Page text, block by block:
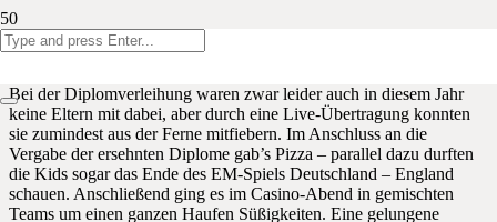
Neun Jahre in der Gemeindeschule Eynatten haben gestern für
unsere tolle sechste Klasse ein schönes Ende gefunden.
Bei der Diplomverleihung waren zwar leider auch in diesem Jahr
keine Eltern mit dabei, aber durch eine Live-Übertragung konnten
sie zumindest aus der Ferne mitfiebern. Im Anschluss an die
Vergabe der ersehnten Diplome gab’s Pizza – parallel dazu durften
die Kids sogar das Ende des EM-Spiels Deutschland – England
schauen. Anschließend ging es im Casino-Abend in gemischten
Teams um einen ganzen Haufen Süßigkeiten. Eine gelungene